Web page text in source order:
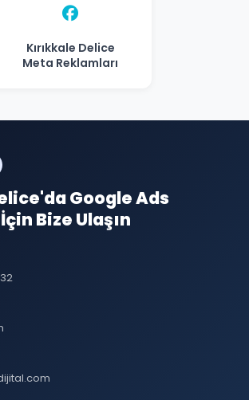
Kırıkkale Delice
Meta Reklamları
Google Ads
Bize Ulaşın